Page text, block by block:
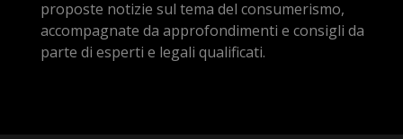
proposte notizie sul tema del consumerismo,
accompagnate da approfondimenti e consigli da
parte di esperti e legali qualificati.